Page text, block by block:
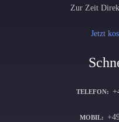
Zur Zeit
Jetzt
TELEFON:
MOBIL: